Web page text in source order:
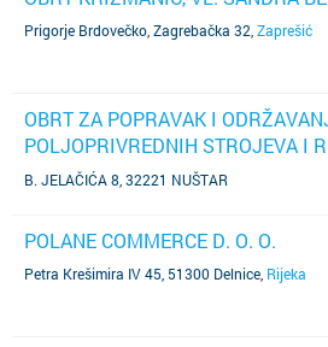
Prigorje Brdovečko, Zagrebačka 32 Zaprešić
OBRT ZA POPRAVAK I
POLJOPRIVREDNIH STROJEVA I
TRGOVINU " SERVIS BAN ", VL
B. JELAČIĆA 8, 32221 NUŠTAR
POLANE COMMERCE D. O. O.
Petra Krešimira IV 45, 51300 Delnice Rijeka